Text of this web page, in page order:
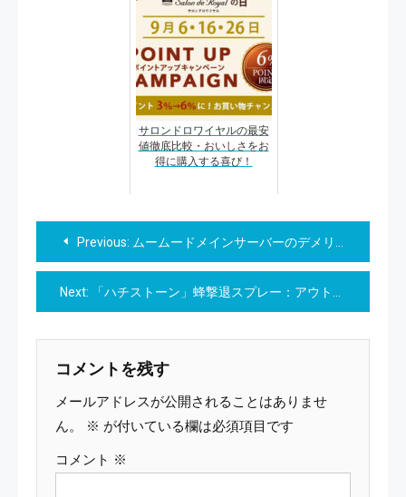
サロンドロワイヤルの最安
値徹底比較・おいしさをお
得に購入する喜び！
投
稿
ナ
ビ
ゲ
ー
シ
Previous: ムームードメインサーバーのデメリット徹底解説！実際のユーザーはどう思っている？
Next: 「ハチストーン」蜂撃退スプレー：アウトドアとガーデニングの必須アイテム
コメントを残す
メールアドレスが公開されることはありませ
ん。
※ が付いている欄は必須項目です
コメント ※